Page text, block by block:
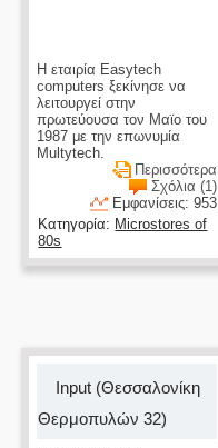
Η εταιρία Easytech
computers ξεκίνησε να
λειτουργεί στην
πρωτεύουσα τον Μαϊο του
1987 με την επωνυμία
Multytech.
Περισσότερα
Σχόλια (1)
Εμφανίσεις: 953
Κατηγορία: Microstores of
80s
Input (Θεσσαλονίκη
Θερμοπυλών 32)